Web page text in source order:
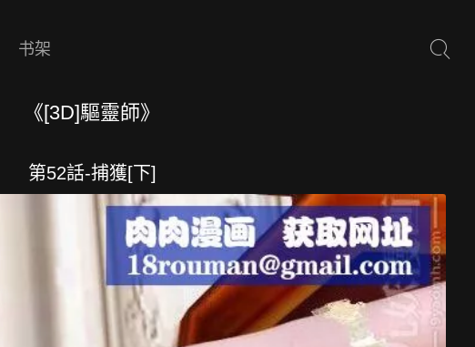
书架
《[3D]驅靈師》
第52話-捕獲[下]